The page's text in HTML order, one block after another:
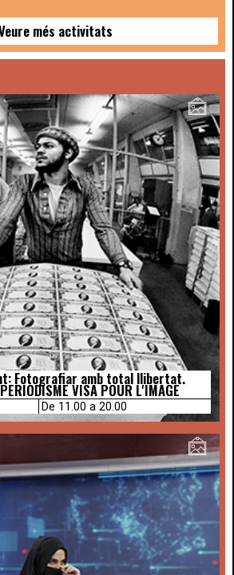
més activitats
Fotografiar amb total llibertat.
VISA POUR L'IMAGE
De 11.00 a 20.00